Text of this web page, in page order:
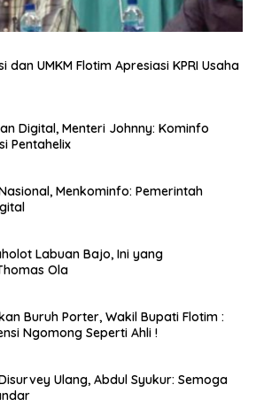
dan UMKM Flotim Apresiasi KPRI Usaha
Digital, Menteri Johnny: Kominfo
Pentahelix
Menkominfo: Pemerintah
Labuan Bajo, Ini yang
Ola
Buruh Porter, Wakil Bupati Flotim :
Ngomong Seperti Ahli !
Ulang, Abdul Syukur: Semoga